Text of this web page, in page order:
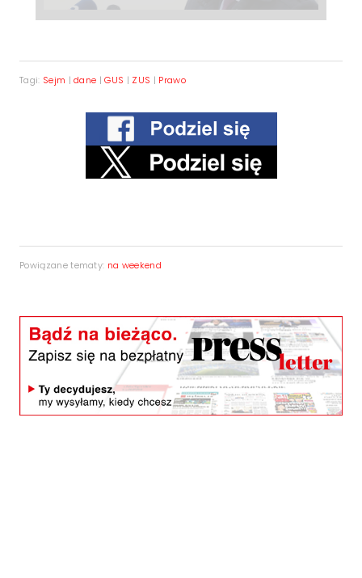
Tagi: Sejm |dane |GUS | ZUS | Prawo
Powiązane tematy: na weekend